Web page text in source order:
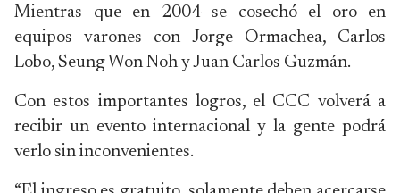
Mientras que en 2004 se cosechó el oro en
equipos varones con Jorge Ormachea, Carlos
Lobo, Seung Won Noh y Juan Carlos Guzmán.
Con estos importantes logros, el CCC volverá a
recibir un evento internacional y la gente podrá
verlo sin inconvenientes.